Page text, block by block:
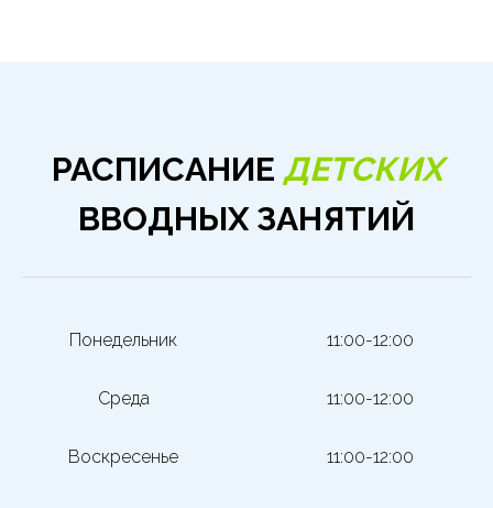
РАСПИСАНИЕ ДЕТСКИХ
ВВОДНЫХ ЗАНЯТИЙ
Понедельник 11:00-12:00
Среда 11:00-12:00
Воскресенье 11:00-12:00